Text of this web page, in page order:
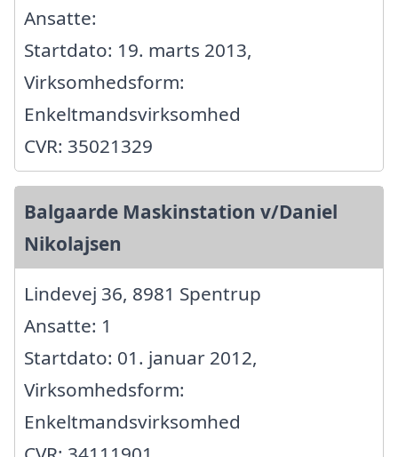
Ansatte:
Startdato: 19. marts 2013,
Virksomhedsform:
Enkeltmandsvirksomhed
CVR: 35021329
Balgaarde Maskinstation v/Daniel
Nikolajsen
Lindevej 36, 8981 Spentrup
Ansatte: 1
Startdato: 01. januar 2012,
Virksomhedsform:
Enkeltmandsvirksomhed